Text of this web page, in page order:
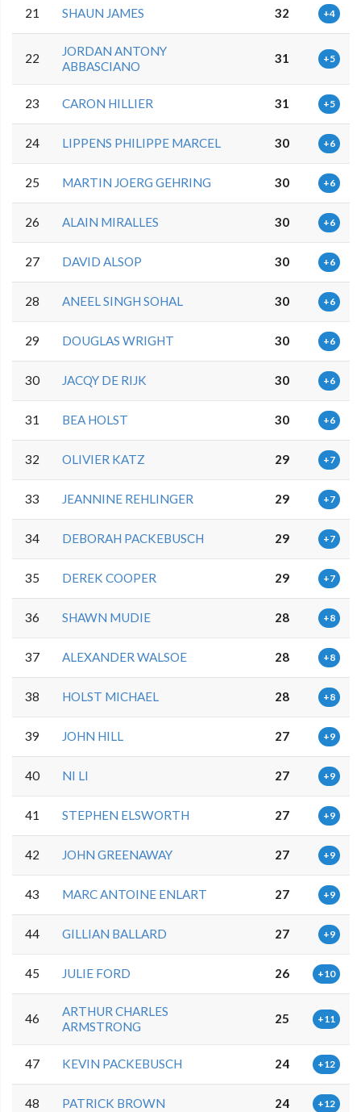
21 SHAUN JAMES 32 +4
22
JORDAN ANTONY
ABBASCIANO
31 +5
23 CARON HILLIER 31 +5
24 LIPPENS PHILIPPE MARCEL 30 +6
25 MARTIN JOERG GEHRING 30 +6
26 ALAIN MIRALLES 30 +6
27 DAVID ALSOP 30 +6
28 ANEEL SINGH SOHAL 30 +6
29 DOUGLAS WRIGHT 30 +6
30 JACQY DE RIJK 30 +6
31 BEA HOLST 30 +6
32 OLIVIER KATZ 29 +7
33 JEANNINE REHLINGER 29 +7
34 DEBORAH PACKEBUSCH 29 +7
35 DEREK COOPER 29 +7
36 SHAWN MUDIE 28 +8
37 ALEXANDER WALSOE 28 +8
38 HOLST MICHAEL 28 +8
39 JOHN HILL 27 +9
40 NI LI 27 +9
41 STEPHEN ELSWORTH 27 +9
42 JOHN GREENAWAY 27 +9
43 MARC ANTOINE ENLART 27 +9
44 GILLIAN BALLARD 27 +9
45 JULIE FORD 26 +10
46
ARTHUR CHARLES
ARMSTRONG
25 +11
47 KEVIN PACKEBUSCH 24 +12
48 PATRICK BROWN 24 +12